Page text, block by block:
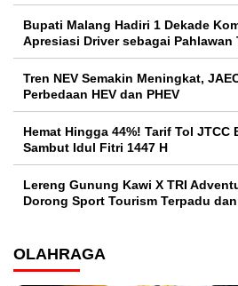
Bupati Malang Hadiri 1 Dekade
Apresiasi Driver sebagai Pahlawan
Tren NEV Semakin Meningkat,
Perbedaan HEV dan PHEV
Hemat Hingga 44%! Tarif Tol JTCC
Sambut Idul Fitri 1447 H
Lereng Gunung Kawi X TRI
Dorong Sport Tourism Terpadu
OLAHRAGA